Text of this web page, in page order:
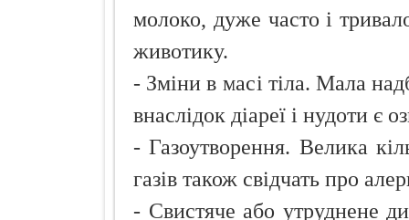
молоко, дуже часто і
животику.
- Зміни в масі тіла. Мала
внаслідок діареї і нудоти є
- Газоутворення. Велика
газів також свідчать про
- Свистяче або утруднене